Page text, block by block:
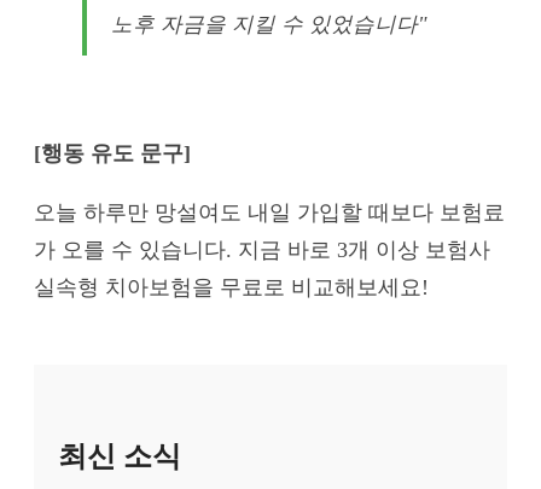
노후 자금을 지킬 수 있었습니다"
[행동 유도 문구]
오늘 하루만 망설여도 내일 가입할 때보다 보험료
가 오를 수 있습니다. 지금 바로 3개 이상 보험사
실속형 치아보험을 무료로 비교해보세요!
최신 소식